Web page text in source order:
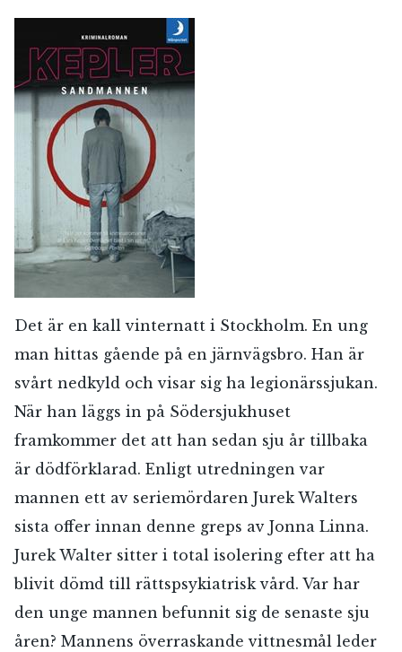
Det är en kall vinternatt i Stockholm. En ung
man hittas gående på en järnvägsbro. Han är
svårt nedkyld och visar sig ha legionärssjukan.
När han läggs in på Södersjukhuset
framkommer det att han sedan sju år tillbaka
är dödförklarad. Enligt utredningen var
mannen ett av seriemördaren Jurek Walters
sista offer innan denne greps av Jonna Linna.
Jurek Walter sitter i total isolering efter att ha
blivit dömd till rättspsykiatrisk vård. Var har
den unge mannen befunnit sig de senaste sju
åren? Mannens överraskande vittnesmål leder